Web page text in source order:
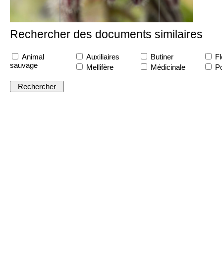
Rechercher des documents similaires
Animal
sauvage
Auxiliaires Butiner
Mellifère
Médicinale